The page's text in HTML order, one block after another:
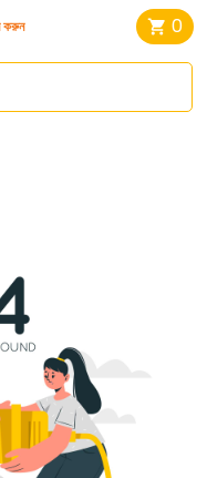
করুন 0